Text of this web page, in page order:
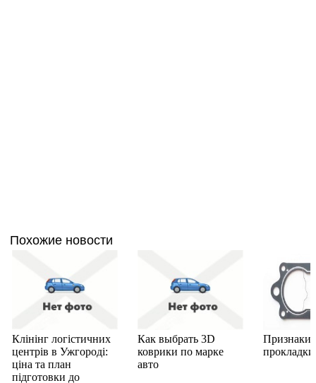
Похожие новости
Клінінг логістичних
центрів в Ужгороді:
ціна та план
підготовки до
Как выбрать 3D
коврики по марке
авто
Признаки